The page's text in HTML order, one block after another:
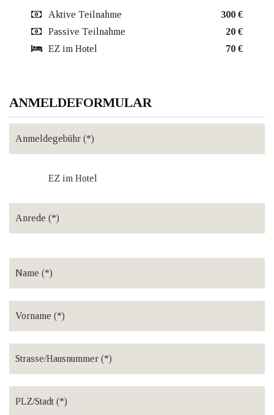
Aktive Teilnahme
300 €
Passive Teilnahme
20 €
EZ im Hotel
70 €
ANMELDEFORMULAR
EZ im Hotel